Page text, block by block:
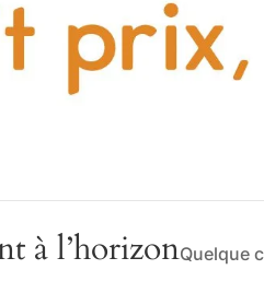
à l’horizonQuelque